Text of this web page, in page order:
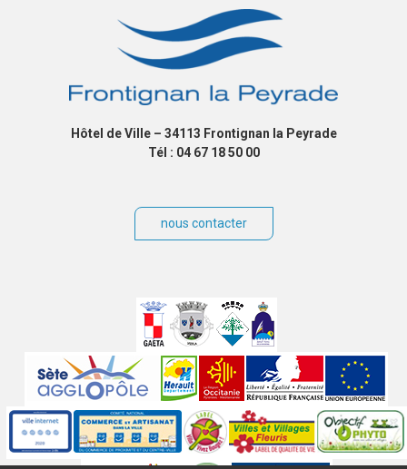
Hôtel de Ville – 34113 Frontignan la Peyrade
Tél : 04 67 18 50 00
nous contacter
partenaires
Labels